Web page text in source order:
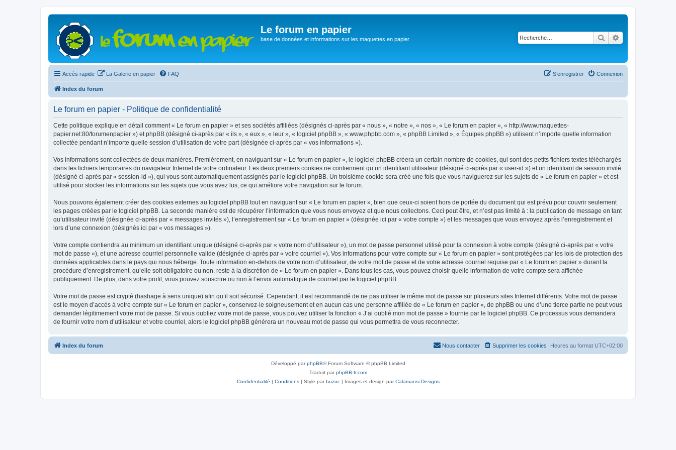
Le forum en papier
base de données et informations sur les maquettes en papier Rechercher
Accès rapide La Galerie en papier FAQ Connexion
S’enregistrer
Index du forum
Le forum en papier - Politique de confidentialité
Cette politique explique en détail comment « Le forum en papier » et ses sociétés affiliées (désignés ci-après par « nous », « notre », « nos », « Le forum en papier », « http://www.maquettes-
papier.net:80/forumenpapier ») et phpBB (désigné ci-après par « ils », « eux », « leur », « logiciel phpBB », « www.phpbb.com », « phpBB Limited », « Équipes phpBB ») utilisent n’importe quelle information
collectée pendant n’importe quelle session d’utilisation de votre part (désignée ci-après par « vos informations »).
Vos informations sont collectées de deux manières. Premièrement, en naviguant sur « Le forum en papier », le logiciel phpBB créera un certain nombre de cookies, qui sont des petits fichiers textes téléchargés
dans les fichiers temporaires du navigateur Internet de votre ordinateur. Les deux premiers cookies ne contiennent qu’un identifiant utilisateur (désigné ci-après par « user-id ») et un identifiant de session invité
(désigné ci-après par « session-id »), qui vous sont automatiquement assignés par le logiciel phpBB. Un troisième cookie sera créé une fois que vous naviguerez sur les sujets de « Le forum en papier » et est
utilisé pour stocker les informations sur les sujets que vous avez lus, ce qui améliore votre navigation sur le forum.
Nous pouvons également créer des cookies externes au logiciel phpBB tout en naviguant sur « Le forum en papier », bien que ceux-ci soient hors de portée du document qui est prévu pour couvrir seulement
les pages créées par le logiciel phpBB. La seconde manière est de récupérer l’information que vous nous envoyez et que nous collectons. Ceci peut être, et n’est pas limité à : la publication de message en tant
qu’utilisateur invité (désignée ci-après par « messages invités »), l’enregistrement sur « Le forum en papier » (désignée ici par « votre compte ») et les messages que vous envoyez après l’enregistrement et
lors d’une connexion (désignés ici par « vos messages »).
Votre compte contiendra au minimum un identifiant unique (désigné ci-après par « votre nom d’utilisateur »), un mot de passe personnel utilisé pour la connexion à votre compte (désigné ci-après par « votre
mot de passe »), et une adresse courriel personnelle valide (désignée ci-après par « votre courriel »). Vos informations pour votre compte sur « Le forum en papier » sont protégées par les lois de protection des
données applicables dans le pays qui nous héberge. Toute information en-dehors de votre nom d’utilisateur, de votre mot de passe et de votre adresse courriel requise par « Le forum en papier » durant la
procédure d’enregistrement, qu’elle soit obligatoire ou non, reste à la discrétion de « Le forum en papier ». Dans tous les cas, vous pouvez choisir quelle information de votre compte sera affichée
publiquement. De plus, dans votre profil, vous pouvez souscrire ou non à l’envoi automatique de courriel par le logiciel phpBB.
Votre mot de passe est crypté (hashage à sens unique) afin qu’il soit sécurisé. Cependant, il est recommandé de ne pas utiliser le même mot de passe sur plusieurs sites Internet différents. Votre mot de passe
est le moyen d’accès à votre compte sur « Le forum en papier », conservez-le soigneusement et en aucun cas une personne affiliée de « Le forum en papier », de phpBB ou une d’une tierce partie ne peut vous
demander légitimement votre mot de passe. Si vous oubliez votre mot de passe, vous pouvez utiliser la fonction « J’ai oublié mon mot de passe » fournie par le logiciel phpBB. Ce processus vous demandera
de fournir votre nom d’utilisateur et votre courriel, alors le logiciel phpBB générera un nouveau mot de passe qui vous permettra de vous reconnecter.
Index du forum Heures au format UTC+02:00
Supprimer les cookies
Nous contacter
Développé parphpBB® Forum Software © phpBB Limited
Traduit parphpBB-fr.com
Confidentialité | Conditions| Style parbuzuc| Images et design parCalamansi Designs